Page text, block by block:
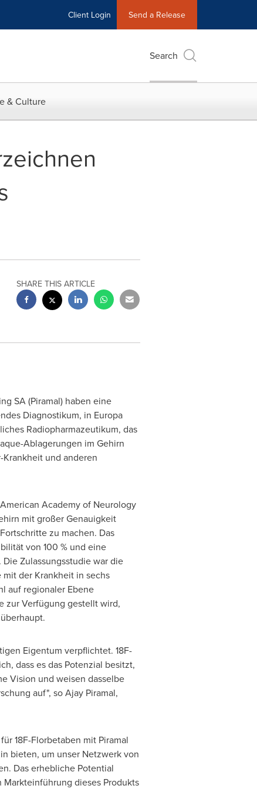
Client Login Send a Release
Search
& Culture
SHARE THIS ARTICLE
SA (Piramal) haben eine
Diagnostikum, in Europa
Radiopharmazeutikum, das
Ablagerungen im Gehirn
und anderen
Academy of Neurology
mit großer Genauigkeit
zu machen. Das
von 100 % und eine
Zulassungsstudie war die
der Krankheit in sechs
auf regionaler Ebene
zur Verfügung gestellt wird,
Eigentum verpflichtet. 18F-
dass es das Potenzial besitzt,
Vision und weisen dasselbe
auf", so Ajay Piramal,
18F-Florbetaben mit Piramal
bieten, um unser Netzwerk von
Das erhebliche Potential
dieses Produkts